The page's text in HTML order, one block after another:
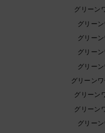
グリーン
グリー
グリー
グリー
グリー
グリーン
グリーン
グリーン
グリー